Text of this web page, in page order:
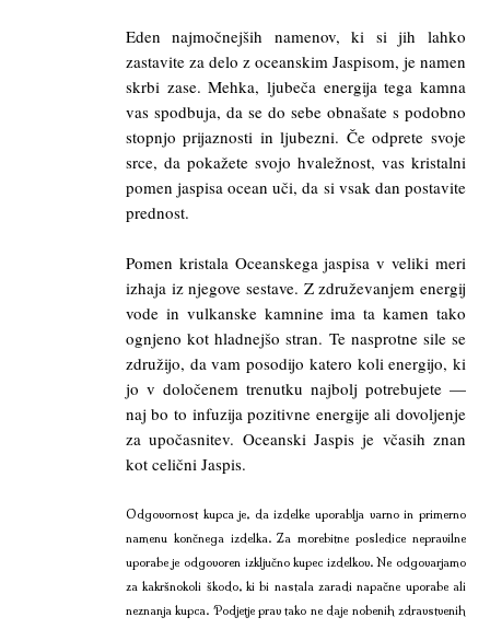
Eden najmočnejših namenov, ki si jih lahko
zastavite za delo z oceanskim Jaspisom, je namen
skrbi zase. Mehka, ljubeča energija tega kamna
vas spodbuja, da se do sebe obnašate s podobno
stopnjo prijaznosti in ljubezni. Če odprete svoje
srce, da pokažete svojo hvaležnost, vas kristalni
pomen jaspisa ocean uči, da si vsak dan postavite
prednost.
Pomen kristala Oceanskega jaspisa v veliki meri
izhaja iz njegove sestave. Z združevanjem energij
vode in vulkanske kamnine ima ta kamen tako
ognjeno kot hladnejšo stran. Te nasprotne sile se
združijo, da vam posodijo katero koli energijo, ki
jo v določenem trenutku najbolj potrebujete —
naj bo to infuzija pozitivne energije ali dovoljenje
za upočasnitev. Oceanski Jaspis je včasih znan
kot celični Jaspis.
Odgovornost kupca je, da izdelke uporablja varno in primerno
namenu končnega izdelka. Za morebitne posledice nepravilne
uporabe je odgovoren izključno kupec izdelkov. Ne odgovarjamo
za kakršnokoli škodo, ki bi nastala zaradi napačne uporabe ali
neznanja kupca. Podjetje prav tako ne daje nobenih zdravstvenih